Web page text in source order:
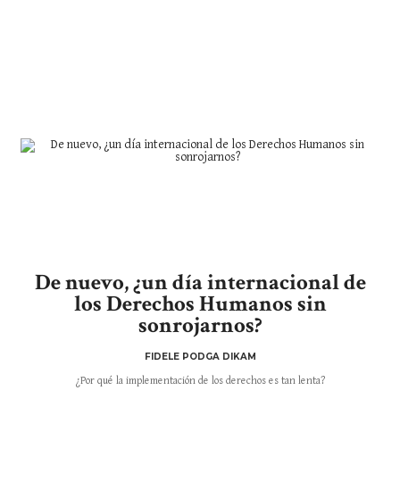
De nuevo, ¿un día internacional de
los Derechos Humanos sin
sonrojarnos?
FIDELE PODGA DIKAM
¿Por qué la implementación de los derechos es tan lenta?